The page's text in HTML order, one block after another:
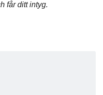
får ditt intyg.